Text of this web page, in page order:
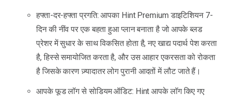
हफ्ता-दर-हफ्ता प्रगति: आपका Hint Premium डाइटिशियन 7-
दिन की नींव पर एक बहता हुआ प्लान बनाता है जो आपके ब्लड
प्रेशर में सुधार के साथ विकसित होता है, नए खाद्य पदार्थ पेश करता
है, हिस्से समायोजित करता है, और उस आहार एकरसता को रोकता
है जिसके कारण ज़्यादातर लोग पुरानी आदतों में लौट जाते हैं।
आपके फूड लॉग से सोडियम ऑडिट: Hint आपके लॉग किए गए